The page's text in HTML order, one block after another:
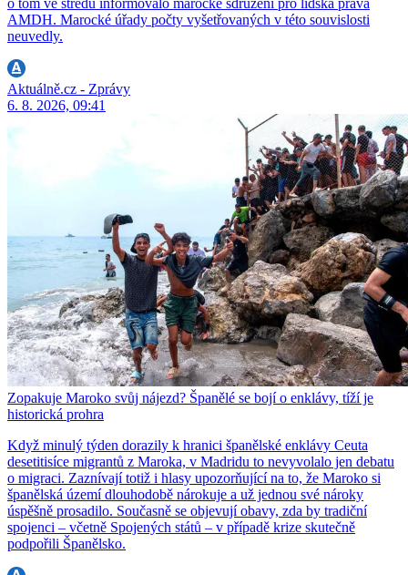
o tom ve středu informovalo marocké sdružení pro lidská práva
AMDH. Marocké úřady počty vyšetřovaných v této souvislosti
neuvedly.
Aktuálně.cz - Zprávy
6. 8. 2026, 09:41
Zopakuje Maroko svůj nájezd? Španělé se bojí o enklávy, tíží je
historická prohra
Když minulý týden dorazily k hranici španělské enklávy Ceuta
desetitisíce migrantů z Maroka, v Madridu to nevyvolalo jen debatu
o migraci. Zaznívají totiž i hlasy upozorňující na to, že Maroko si
španělská území dlouhodobě nárokuje a už jednou své nároky
úspěšně prosadilo. Současně se objevují obavy, zda by tradiční
spojenci – včetně Spojených států – v případě krize skutečně
podpořili Španělsko.